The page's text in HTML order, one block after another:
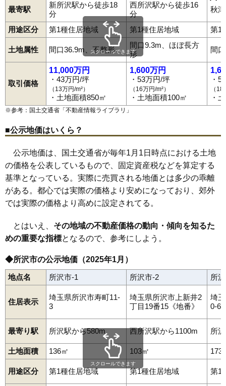
中富 9.0万円 1,083万円 -1.5%
南永井 7.5万円
最寄駅
新所沢駅から徒歩18
分
西所沢駅から徒歩16
分
秋
用途区分 第1種住居地域 第1種住居地域 第1
土地属性 間口36.9m、不整形
間口9.3m、ほぼ長方
形
間
取引価格
11,000万円
・43万円/坪
（13万円/m²）
・土地面積850㎡
1,600万円
・53万円/坪
（16万円/m²）
・土地面積100㎡
・
（
・
スクロールできます
※参考：国土交通省「不動産情報ライブラリ 」
■公示地価はいくら？
公示地価は、国土交通省が毎年1月1日時点における土地
の価格を公表しているもので、固定資産税などを算定する
基準となっている。実際に売買される地価とは多少の乖離
がある。都心では実際の価格より安めになっており、郊外
では実際の価格より高めに設定されてる。
とはいえ、 その地域の不動産価格の動向・傾向を知るた
めの重要な指標となるので、参考にしよう。
◆所沢市の公示地価（2025年1月）
地点名 所沢市-1 所沢市-2 所
住居表示
埼玉県所沢市寿町11-
3
埼玉県所沢市上新井2
丁目19番15《地番》
埼
0-6
最寄り駅 所沢駅から580m 西所沢駅から1100m 所
土地面積 136㎡ 103㎡ 173
用途区分 第1種住居地域 第1種住居地域 第1
スクロールできます
狭山ケ丘
下新井下富下安松城新郷 所沢新町中新井中富
西新井町 西狭山ケ丘西住吉西所沢
東狭山ケ丘東住吉東町東所沢東所沢和田日比田星の宮
堀之内
本郷松が丘松郷松葉町 三ケ島緑町南住吉南永井
美原町宮本町御幸町元町山口弥生町有楽町若狭和ケ原
若松町
小手指台
東所沢駅 西所沢駅小手指駅狭山ケ丘駅所沢駅下山口駅
西武球場前駅
航空公園駅新所沢駅